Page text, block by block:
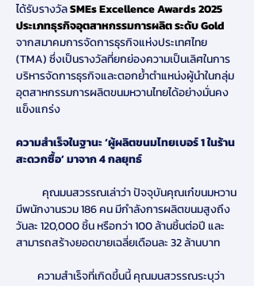
ได้รับรางวัล SMEs Excellence Awards 2025
ประเภทธุรกิจอุตสาหกรรมการผลิต ระดับ Gold
จากสมาคมการจัดการธุรกิจแห่งประเทศไทย
(TMA)ซึ่งเป็นรางวัลที่ยกย่องความเป็นเลิศในการ
บริหารจัดการธุรกิจและตอกย้ำตำแหน่งผู้นำในกลุ่ม
อุตสาหกรรมการผลิตขนมหวานไทยได้อย่างมั่นคง
แข็งแกร่ง
ความสำเร็จในฐานะ ‘ผู้ผลิตขนมไทยเบอร์ 1 ในร้าน
สะดวกซื้อ’ มาจาก 4 กลยุทธ์
มีพนักงานรวม 186 คน มีกำลังการผลิตขนมสูงถึง
วันละ 120,000 ชิ้น หรือกว่า 100 ล้านชิ้นต่อปี และ
สามารถสร้างยอดขายเฉลี่ยเดือนละ 32 ล้านบาท